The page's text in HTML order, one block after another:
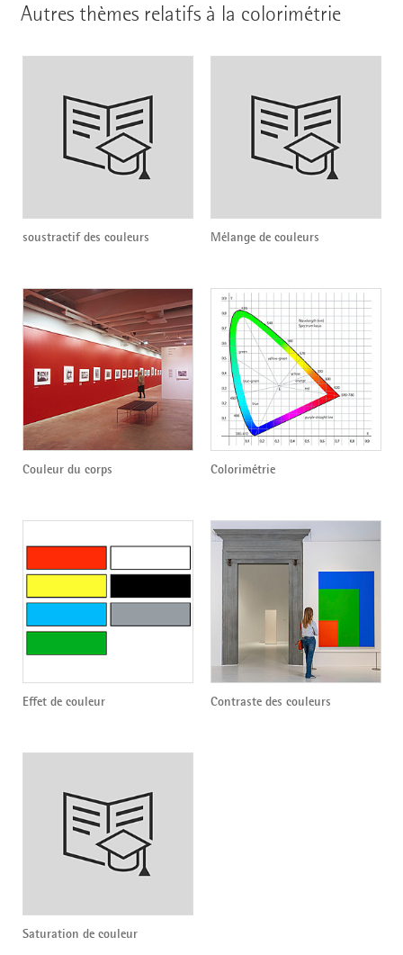
Autres thèmes relatifs à la colorimétrie
soustractif des couleurs Mélange de couleurs
Couleur du corps Colorimétrie
Effet de couleur Contraste des couleurs
Saturation de couleur